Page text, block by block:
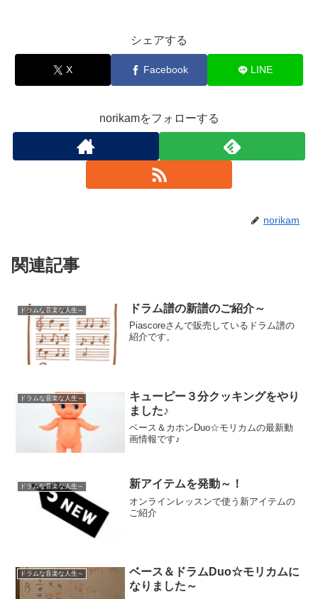
シェアする
X Facebook LINE
norikamをフォローする
norikam
関連記事
ドラムな音楽な人生～ ドラム譜の新譜のご紹介～
Piascoreさんで販売しているドラム譜の
紹介です。
ドラムな音楽な人生～
キューピー３分クッキングをやり
ました♪
ベース＆カホンDuo☆モリカムの最新動
画情報です♪
ドラムな音楽な人生～ 新アイテムを発動～！
オンラインレッスンで使う新アイテムの
ご紹介
ドラムな音楽な人生～
ベース＆ドラムDuo☆モリカムに
なりました～